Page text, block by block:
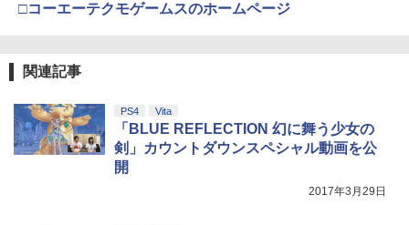
□コーエーテクモゲームスのホームページ
関連記事
PS4 Vita
「BLUE REFLECTION 幻に舞う少女の
剣」カウントダウンスペシャル動画を公
開
2017年3月29日